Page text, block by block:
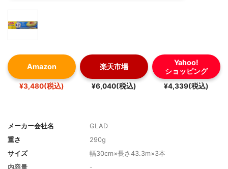
Amazon
¥3,480(税込)
楽天市場
¥6,040(税込)
Yahoo!
ショッピング
¥4,339(税込)
メーカー会社名
GLAD
重さ
290g
サイズ
幅30cm×長さ43.3m×3本
内容量
-